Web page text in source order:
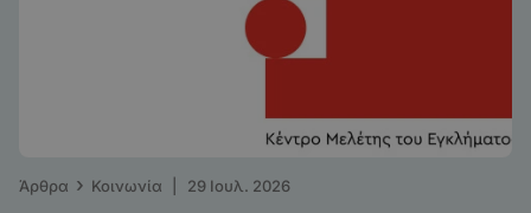
Άρθρα › Κοινωνία 29 Ιουλ. 2026